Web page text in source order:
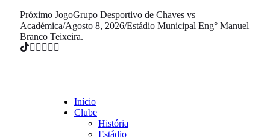
Próximo JogoGrupo Desportivo de Chaves vs
Académica/Agosto 8, 2026/Estádio Municipal Eng° Manuel
Branco Teixeira.
Início
Clube
História
Estádio